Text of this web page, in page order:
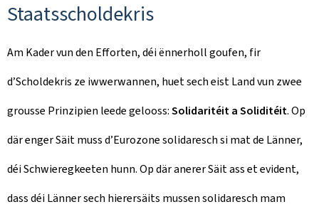
Staatsscholdekris
Am Kader vun den Efforten, déi ënnerholl goufen, fir
d’Scholdekris ze iwwerwannen, huet sech eist Land vun zwee
grousse Prinzipien leede gelooss:Solidaritéit a Soliditéit. Op
där enger Säit muss d’Eurozone solidaresch si mat de Länner,
déi Schwieregkeeten hunn. Op där anerer Säit ass et evident,
dass déi Länner sech hierersäits mussen solidaresch mam